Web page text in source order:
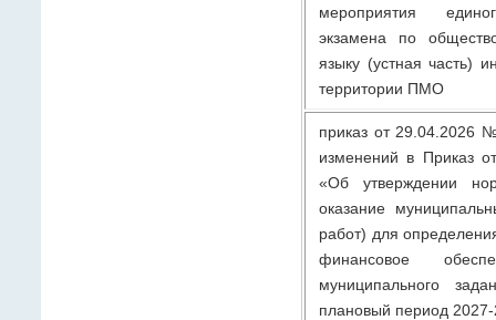
мероприятия
экзамена по
языку (устная часть)
территории ПМО
приказ от 29.04.2026
изменений в Приказ
«Об утверждении
оказание
работ) для
финансовое
муниципального
плановый период 2027-